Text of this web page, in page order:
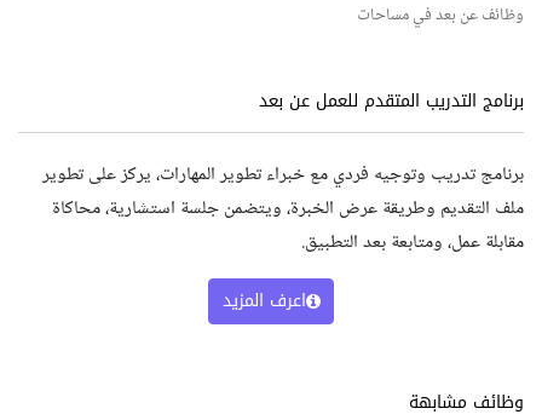
وظائف عن بعد في مساحات
برنامج التدريب المتقدم للعمل عن بعد
برنامج تدريب وتوجيه فردي مع خبراء تطوير المهارات، يركز على تطوير
ملف التقديم وطريقة عرض الخبرة، ويتضمن جلسة استشارية، محاكاة
مقابلة عمل، ومتابعة بعد التطبيق.
اعرف المزيد
وظائف مشابهة